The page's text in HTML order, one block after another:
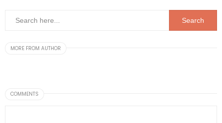
MORE FROM AUTHOR
COMMENTS